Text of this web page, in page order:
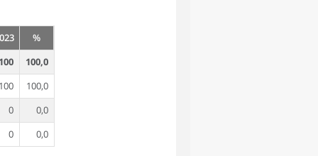
%
100,0
100,0
0
0,0
0
0,0